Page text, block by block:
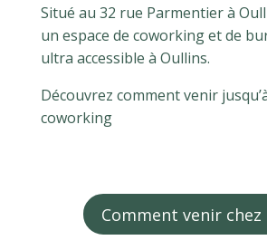
Situé au 32 rue Parmentier à
un espace de coworking et de
ultra accessible à Oullins.
Découvrez comment venir
coworking
Comment venir chez